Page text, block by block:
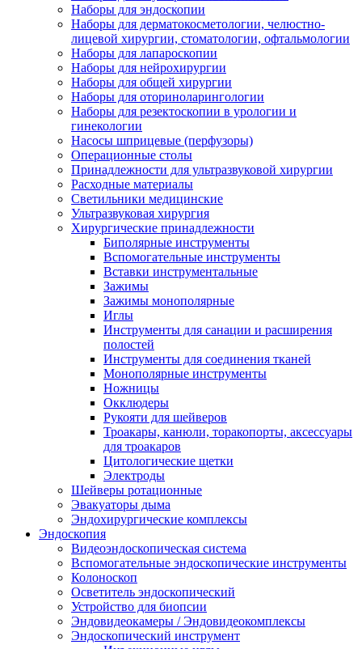
Наборы для эндоскопии
Наборы для дерматокосметологии, челюстно-
лицевой хирургии, стоматологии, офтальмологии
Наборы для лапароскопии
Наборы для нейрохирургии
Наборы для общей хирургии
Наборы для оториноларингологии
Наборы для резектоскопии в урологии и
гинекологии
Насосы шприцевые (перфузоры)
Операционные столы
Принадлежности для ультразвуковой хирургии
Расходные материалы
Светильники медицинские
Ультразвуковая хирургия
Хирургические принадлежности
Биполярные инструменты
Вспомогательные инструменты
Вставки инструментальные
Зажимы
Зажимы монополярные
Иглы
Инструменты для санации и расширения
полостей
Инструменты для соединения тканей
Монополярные инструменты
Ножницы
Окклюдеры
Рукояти для шейверов
Троакары, канюли, торакопорты, аксессуары
для троакаров
Цитологические щетки
Электроды
Шейверы ротационные
Эвакуаторы дыма
Эндохирургические комплексы
Эндоскопия
Видеоэндоскопическая система
Вспомогательные эндоскопические инструменты
Колоноскоп
Осветитель эндоскопический
Устройство для биопсии
Эндовидеокамеры / Эндовидеокомплексы
Эндоскопический инструмент